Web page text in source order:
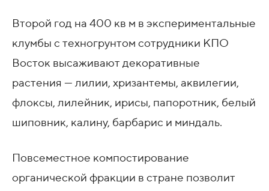
Второй год на 400 кв м в экспериментальные
клумбы с техногрунтом сотрудники КПО
Восток высаживают декоративные
растения — лилии, хризантемы, аквилегии,
флоксы, лилейник, ирисы, папоротник, белый
шиповник, калину, барбарис и миндаль.
Повсеместное компостирование
органической фракции в стране позволит